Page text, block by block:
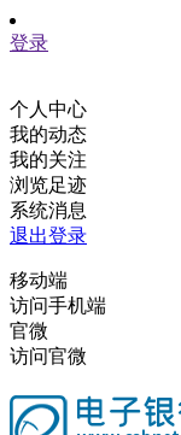
登录
个人中心
我的动态
我的关注
浏览足迹
系统消息
退出登录
移动端
访问手机端
官微
访问官微